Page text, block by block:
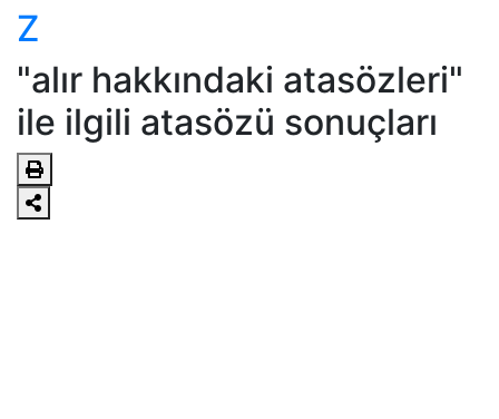
Z
"alır hakkındaki atasözleri"
ile ilgili atasözü sonuçları